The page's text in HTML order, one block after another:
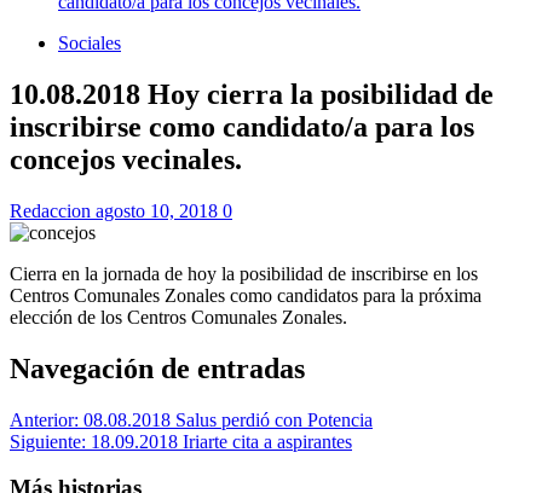
Sociales
10.08.2018 Hoy cierra la posibilidad de
inscribirse como candidato/a para los
concejos vecinales.
Redaccion agosto 10, 2018 0
Cierra en la jornada de hoy la posibilidad de inscribirse en los
Centros Comunales Zonales como candidatos para la próxima
elección de los Centros Comunales Zonales.
Navegación de entradas
Anterior: 08.08.2018 Salus perdió con Potencia
Siguiente: 18.09.2018 Iriarte cita a aspirantes